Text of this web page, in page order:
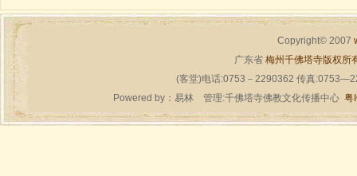
Copyright© 2007
广东省 梅州千佛塔寺版权所
(客堂)电话:0753－2290362 传真
Powered by： 易林管理:千佛塔寺佛教文化传播中心 粤